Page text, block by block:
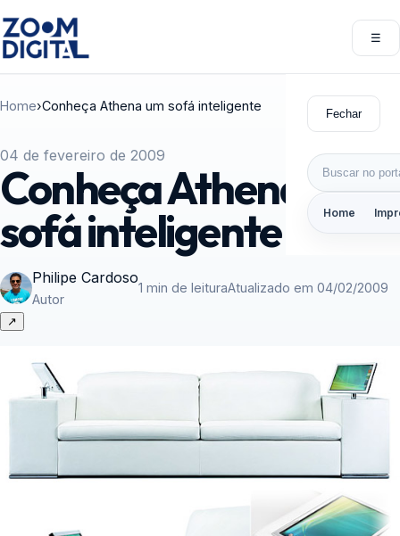
☰
Fechar
Buscar por:
Home
Home›Conheça Athena um sofá inteligente
04 de fevereiro de 2009
Conheça Athena um
sofá inteligente
Philipe Cardoso
Autor
1 min de leituraAtualizado em 04/02/2009
↗